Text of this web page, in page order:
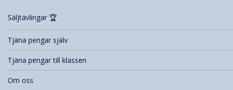
Säljtävlingar 🏆
Tjäna pengar själv
Tjäna pengar till klassen
Om oss